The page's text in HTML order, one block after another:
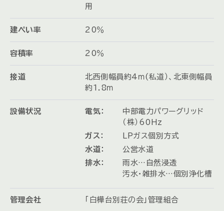
用
建ぺい率 20％
容積率 20％
接道
北西側幅員約4ｍ(私道）、北東側幅員
約1.8ｍ
設備状況 電気：
中部電力パワーグリッド
（株）60Hz
ガス：
LPガス個別方式
水道：
公営水道
排水：
雨水…自然浸透
汚水・雑排水…個別浄化槽
管理会社 「白樺台別荘の会」管理組合